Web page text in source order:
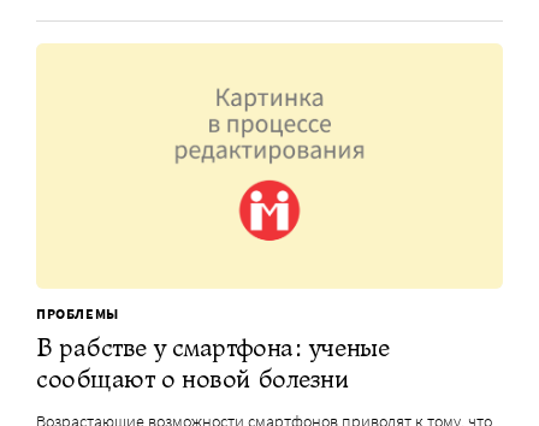
ПРОБЛЕМЫ
В рабстве у смартфона: ученые
сообщают о новой болезни
Возрастающие возможности смартфонов приводят к тому, что